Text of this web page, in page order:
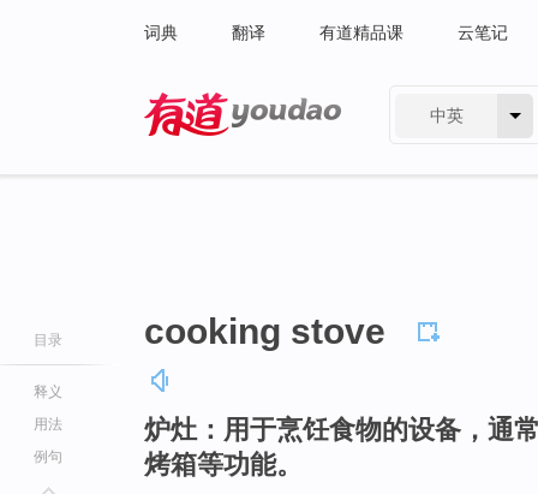
词典 翻译 有道精品课 云笔记
中英
目录
释义
用法
例句
cooking stove
炉灶：用于烹饪食物的设备，通
烤箱等功能。